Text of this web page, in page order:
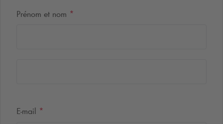
Prénom et nom *
E-mail *